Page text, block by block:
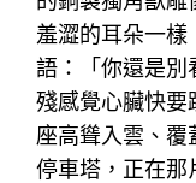
羞澀的耳朵一
語：「你還是別
殘感覺心臟快要
座高聳入雲、
停車塔，正在那